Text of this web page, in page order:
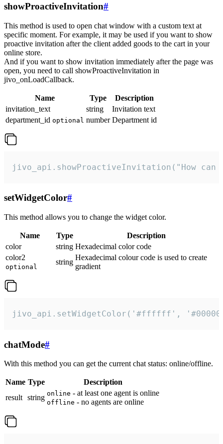
showProactiveInvitation#
This method is used to open chat window with a custom text at
specific moment. For example, it may be used if you want to show
proactive invitation after the client added goods to the cart in your
online store.
And if you want to show invitation immediately after the page was
open, you need to call showProactiveInvitation in
jivo_onLoadCallback.
Name Type
Description
invitation_text
string
Invitation text
department_id optional number Department id
jivo_api.showProactiveInvitation("How
setWidgetColor#
This method allows you to change the widget color.
Name Type
Description
color
string Hexadecimal color code
color2
optional
string
Hexadecimal colour code is used to create
gradient
jivo_api.setWidgetColor('#ffffff',
chatMode#
With this method you can get the current chat status: online/offline.
Name Type
Description
result string online - at least one agent is online
offline - no agents are online